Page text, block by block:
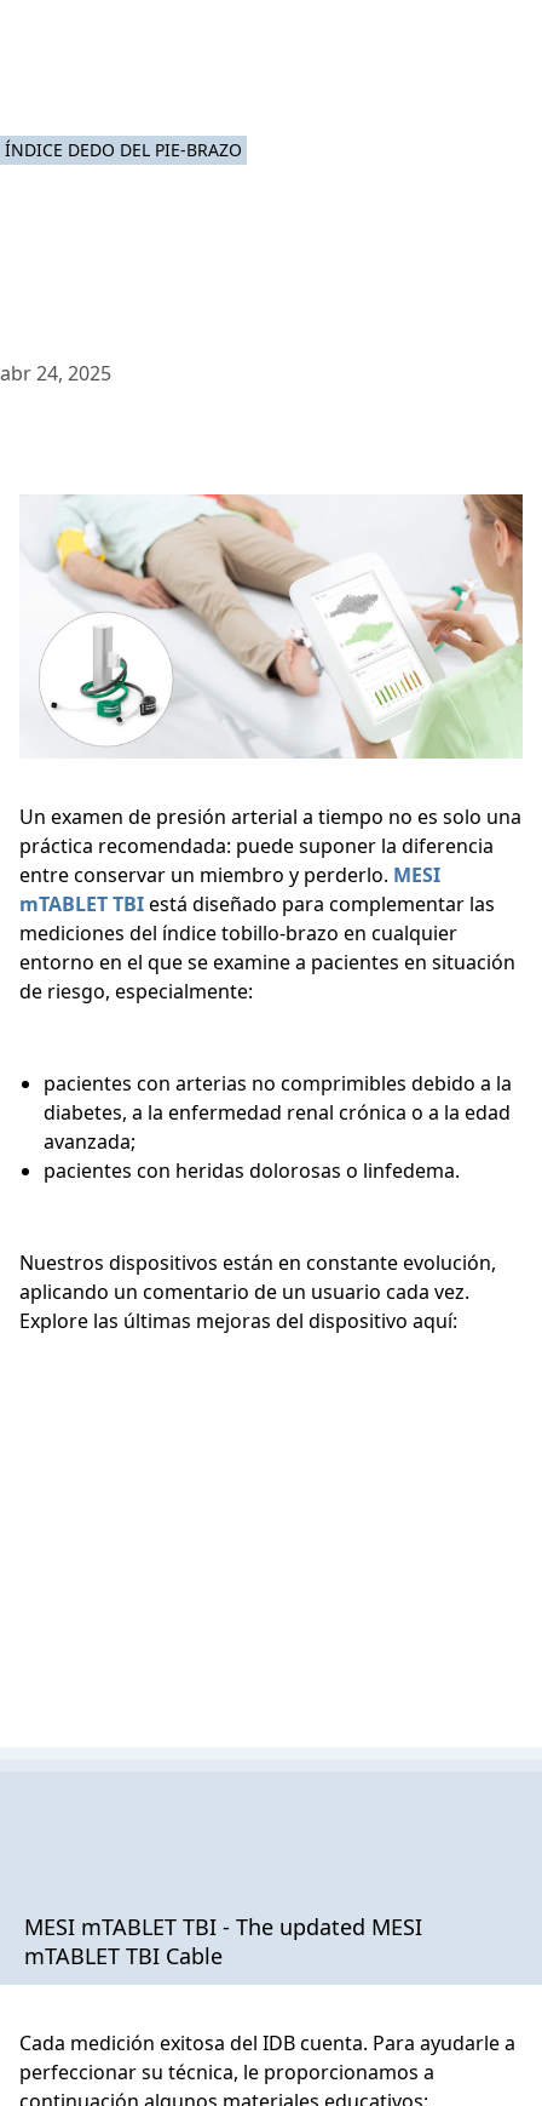
ÍNDICE DEDO DEL PIE-BRAZO
abr 24, 2025
Un examen de presión arterial a tiempo no es solo una
práctica recomendada: puede suponer la diferencia
entre conservar un miembro y perderlo. MESI
mTABLET TBIestá diseñado para complementar las
mediciones del índice tobillo-brazo en cualquier
entorno en el que se examine a pacientes en situación
de riesgo, especialmente:
pacientes con arterias no comprimibles debido a la
diabetes, a la enfermedad renal crónica o a la edad
avanzada;
pacientes con heridas dolorosas o linfedema.
Nuestros dispositivos están en constante evolución,
aplicando un comentario de un usuario cada vez.
Explore las últimas mejoras del dispositivo aquí:
MESI mTABLET TBI - The updated MESI
mTABLET TBI Cable
Cada medición exitosa del IDB cuenta. Para ayudarle a
perfeccionar su técnica, le proporcionamos a